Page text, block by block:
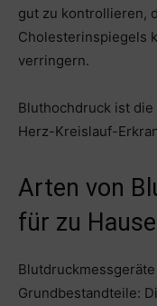
gut zu kontrollieren,
Cholesterinspiegels
verringern.
Bluthochdruck ist
Herz-Kreislauf-
Arten von
für zu Hause
Grundbestandteile: